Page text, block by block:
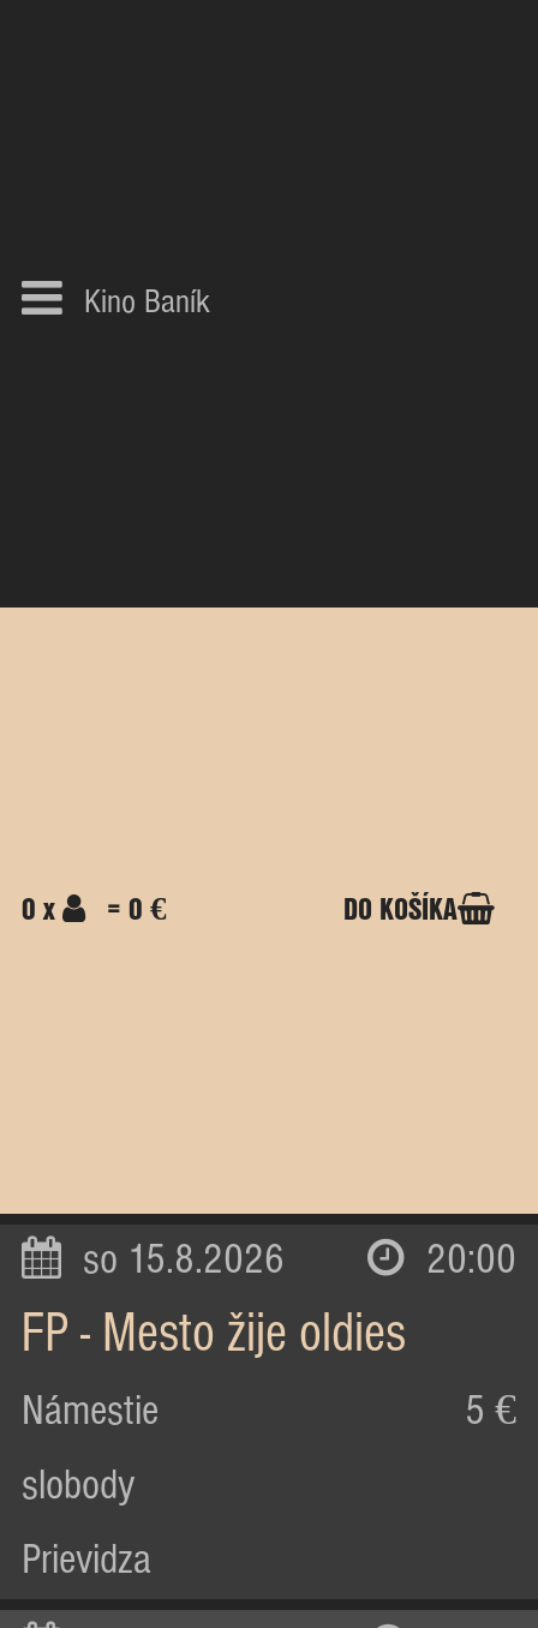
Kino Baník
0 x = 0 € DO KOŠÍKA
so 15.8.2026 20:00
FP - Mesto žije oldies
Námestie
slobody
Prievidza
5 €